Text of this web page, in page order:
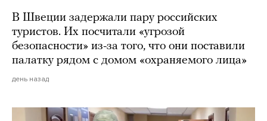
В Швеции задержали пару российских
туристов. Их посчитали «угрозой
безопасности» из-за того, что они поставили
палатку рядом с домом «охраняемого лица»
день назад